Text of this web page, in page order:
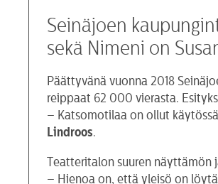
Seinäjoen
sekä Nimeni on
Päättyvänä vuonna 2018
reippaat 62 000 vierasta.
– Katsomotilaa on ollut
Lindroos.
Teatteritalon suuren näyttämön
– Hienoa on, että yleisö on